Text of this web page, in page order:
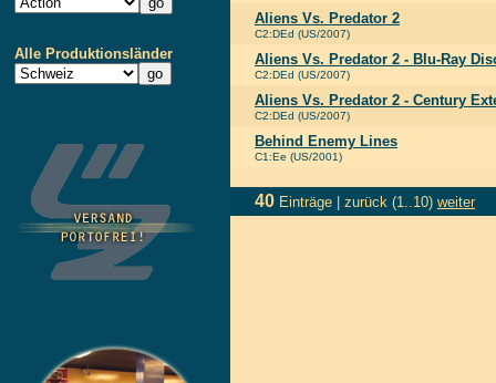
Alle Produktionsländer
Aliens Vs. Predator 2
C2:DEd (US/2007)
Aliens Vs. Predator 2 - Blu-Ray
C2:DEd (US/2007)
Aliens Vs. Predator 2 - Century
C2:DEd (US/2007)
Behind Enemy Lines
C1:Ee (US/2001)
40 Einträge | zurück (1..10) weiter